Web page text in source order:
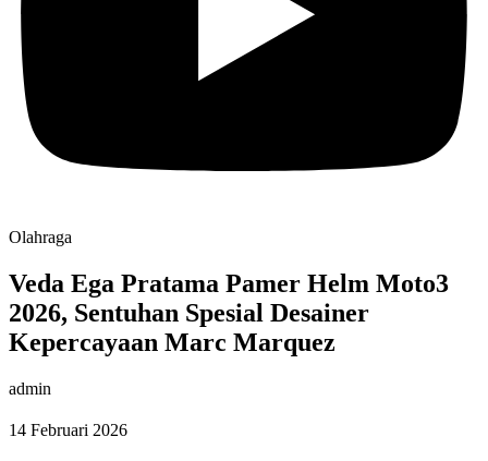
Olahraga
Veda Ega Pratama Pamer Helm Moto3
2026, Sentuhan Spesial Desainer
Kepercayaan Marc Marquez
admin
14 Februari 2026